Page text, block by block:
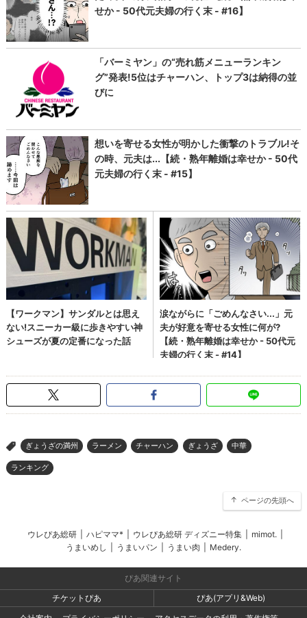
> ぎょうざの満州 ラーメン チャーハン ぎょうざ 中華
ランキング
ページの先頭へ
ウレぴあ総研 ハピママ* ウレぴあ総研 ディズニー特集 mimot.
うまいめし
うまいパン うまい肉 Medery.
ぴあ関連サイト
チケットぴあ
ぴあ(アプリ&Web)